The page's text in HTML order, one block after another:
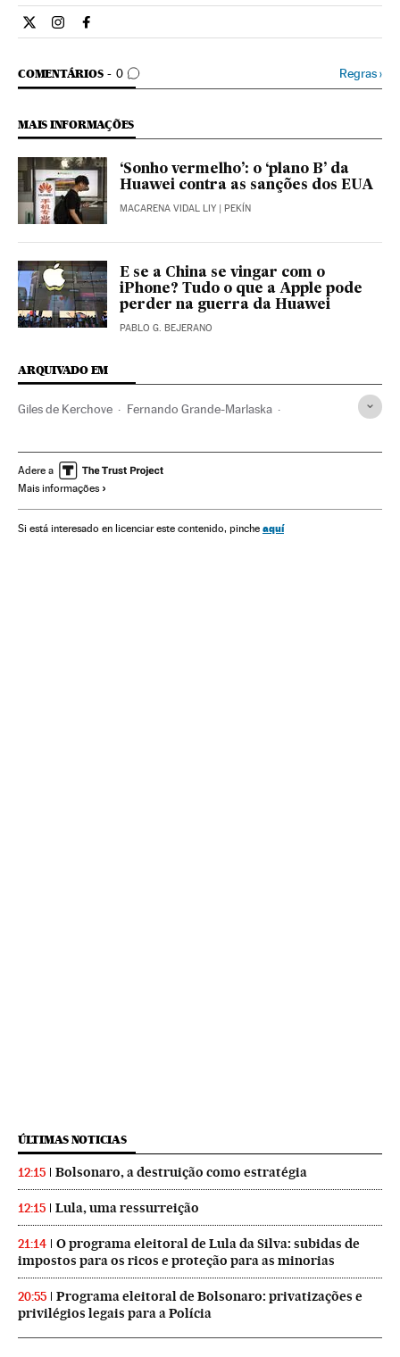
Internacional El País Brasil en Twitter
Internacional El País Brasil en Instagram
Internacional El País Brasil en Facebook
COMENTÁRIOS 0
COMENTÁRIOS Regras›
MAIS INFORMAÇÕES
‘Sonho vermelho’: o ‘plano B’ da
Huawei contra as sanções dos EUA
MACARENA VIDAL LIY | PEKÍN
E se a China se vingar com o
iPhone? Tudo o que a Apple pode
perder na guerra da Huawei
PABLO G. BEJERANO
ARQUIVADO EM
Giles de Kerchove Fernando Grande-Marlaska
União Europeia Ministérios
Organizações internacionais
Administração Estado Relações exteriores
Adere a
Mais informações
Si está interesado en licenciar este contenido, pinche aquí
ÚLTIMAS NOTICIAS
12:15 Bolsonaro, a destruição como estratégia
12:15 Lula, uma ressurreição
21:14
O programa eleitoral de Lula da Silva: subidas de
impostos para os ricos e proteção para as minorias
20:55
Programa eleitoral de Bolsonaro: privatizações e
privilégios legais para a Polícia